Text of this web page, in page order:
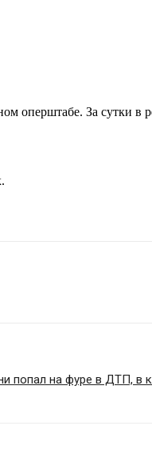
оперштабе. За сутки в
попал на фуре в ДТП, в